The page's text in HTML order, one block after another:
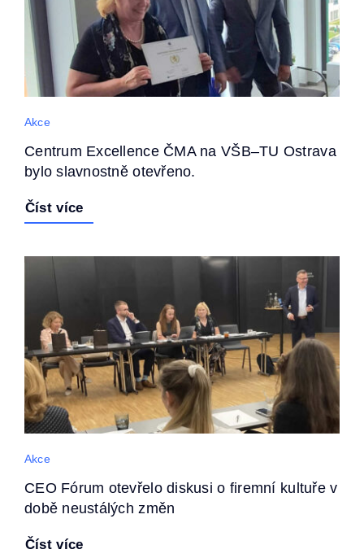
Akce
Centrum Excellence ČMA na VŠB–TU Ostrava
bylo slavnostně otevřeno.
Číst více
Akce
CEO Fórum otevřelo diskusi o firemní kultuře v
době neustálých změn
Číst více